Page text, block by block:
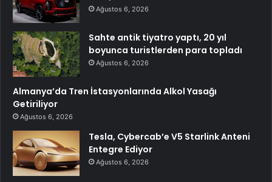
Ağustos 6, 2026
Sahte antik tiyatro yaptı, 20 yıl
boyunca turistlerden para topladı
Ağustos 6, 2026
Almanya’da Tren İstasyonlarında Alkol Yasağı
Getiriliyor
Ağustos 6, 2026
Tesla, Cybercab’e V5 Starlink Anteni
Entegre Ediyor
Ağustos 6, 2026